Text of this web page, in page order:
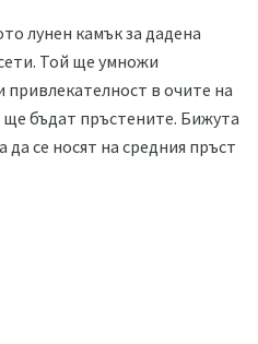
лунен камък за дадена
Той ще умножи
привлекателност в очите на
бъдат пръстените. Бижута
да се носят на средния пръст